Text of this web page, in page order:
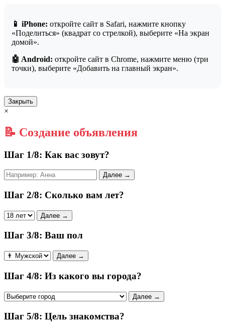
📱 iPhone: откройте сайт в Safari, нажмите кнопку
«Поделиться» (квадрат со стрелкой), выберите «На экран
домой».
🤖 Android: откройте сайт в Chrome, нажмите меню (три
точки), выберите «Добавить на главный экран».
Закрыть
×
📝 Создание объявления
Шаг 1/8: Как вас зовут?
Далее →
Шаг 2/8: Сколько вам лет?
Далее →
Шаг 3/8: Ваш пол
Далее →
Шаг 4/8: Из какого вы города?
Далее →
Шаг 5/8: Цель знакомства?